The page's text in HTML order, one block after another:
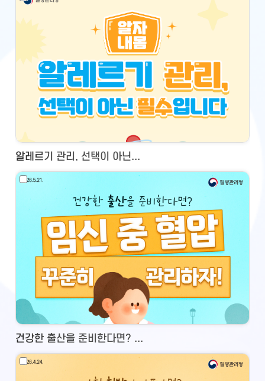
알레르기 관리, 선택이 아닌...
건강한 출산을 준비한다면? ...